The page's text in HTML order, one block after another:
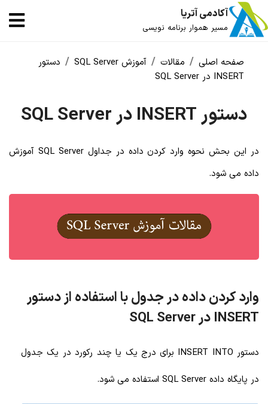
آکادمی آتریا
مسیر هموار برنامه نویسی
صفحه اصلی مقالات آموزش SQL Server
دستور
INSERT در SQL Server
دستور INSERT در SQL Server
در این بحش نحوه وارد کردن داده در جداول SQL Server آموزش
داده می شود.
وارد کردن داده در جدول با استفاده از دستور
INSERT در SQL Server
دستور INSERT INTO برای درج یک یا چند رکورد در یک جدول
در پایگاه داده SQL Server استفاده می شود.